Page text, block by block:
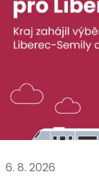
6. 8. 2026